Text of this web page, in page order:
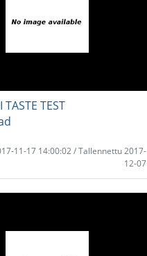
TASTE TEST
11-17 14:00:02 / Tallennettu 2017-
12-07